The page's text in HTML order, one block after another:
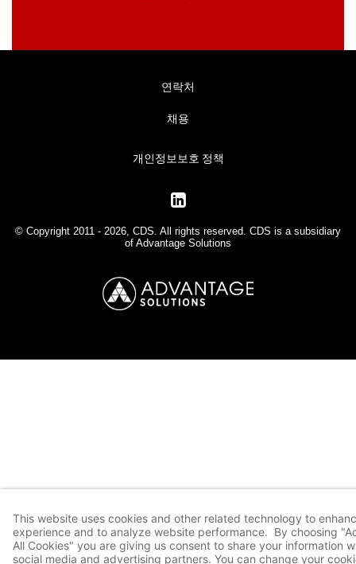
연락처
채용
개인정보보호 정책
© Copyright 2011 - 2026, CDS. All rights reserved. CDS is a subsidiary
of Advantage Solutions